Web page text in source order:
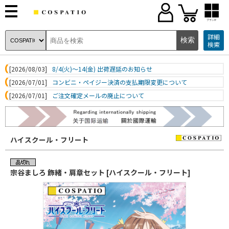
ブランド
詳細
検索
[2026/08/03]
8/4(火)～14(金) 出荷遅延のお知らせ
[2026/07/01]
コンビニ・ペイジー決済の支払期限変更について
[2026/07/01]
ご注文確定メールの廃止について
ハイスクール・フリート
宗谷ましろ 飾緒・肩章セット [ハイスクール・フリート]